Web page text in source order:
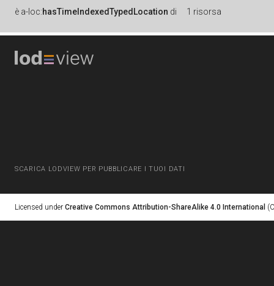
è a-loc:hasTimeIndexedTypedLocation di 1 risorsa
SCARICA LODVIEW PER PUBBLICARE I TUOI DATI
Licensed under Creative Commons Attribution-ShareAlike 4.0 International